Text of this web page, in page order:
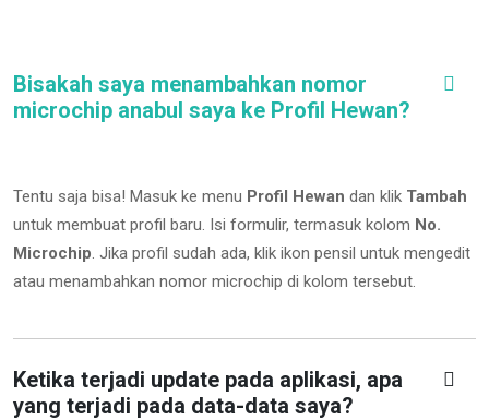
Bisakah saya menambahkan nomor
microchip anabul saya ke Profil Hewan?
Tentu saja bisa! Masuk ke menu Profil Hewan dan klik Tambah
untuk membuat profil baru. Isi formulir, termasuk kolom No.
Microchip. Jika profil sudah ada, klik ikon pensil untuk mengedit
atau menambahkan nomor microchip di kolom tersebut.
Ketika terjadi update pada aplikasi, apa
yang terjadi pada data-data saya?